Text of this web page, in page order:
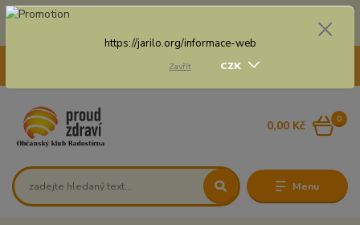
Doprava zdarma na některé druhy dopravy při nákupu
Menu
CZK
0
0,00 Kč
https://jarilo.org/informace-web
Zavřít